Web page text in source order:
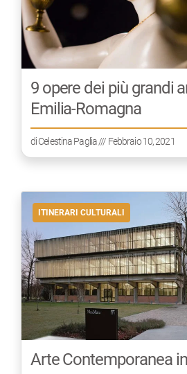
9 opere dei più grandi
Emilia-Romagna
diCelestina Paglia/// Febbraio 10, 2021
ITINERARI CULTURALI
Arte Contemporanea